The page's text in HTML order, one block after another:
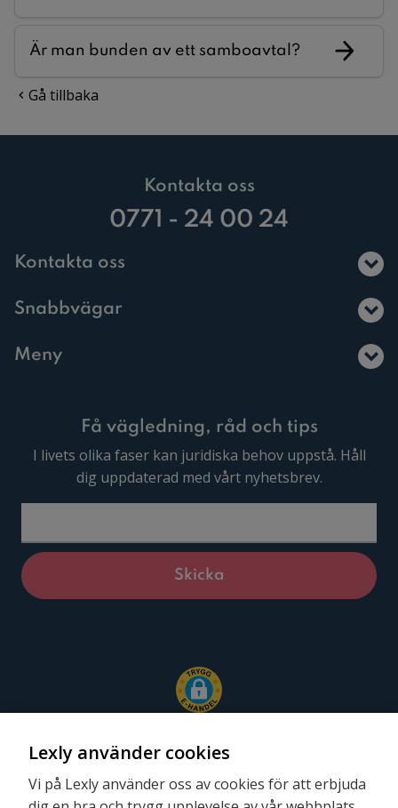
Är man bunden av ett samboavtal?
Gå tillbaka
Kontakta oss
0771 - 24 00 24
Kontakta oss
Snabbvägar
Meny
Få vägledning, råd och tips
I livets olika faser kan juridiska behov uppstå. Håll
dig uppdaterad med vårt nyhetsbrev.
Lexly använder cookies
Vi på Lexly använder oss av cookies för att erbjuda